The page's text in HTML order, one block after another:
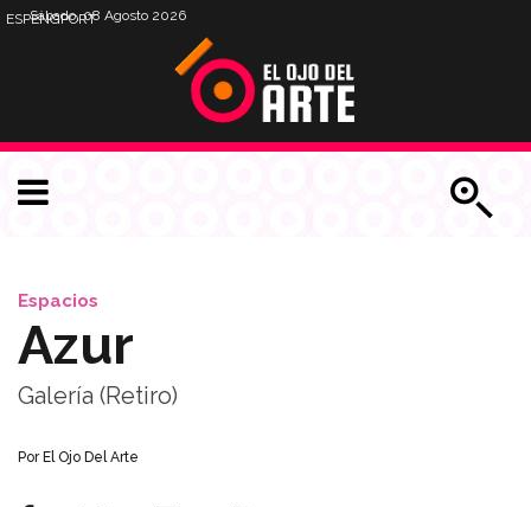
Sábado, 08 Agosto 2026
ESPENGPORT
Espacios
Azur
Galería (Retiro)
Por El Ojo Del Arte